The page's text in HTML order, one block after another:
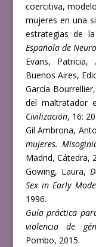
coercitiva,
mujeres en una
estrategias de la
Española de
Evans, Patricia,
Buenos Aires,
García
del maltratador
Civilización, 16:
Gil Ambrona,
mujeres.
Madrid, Cátedra,
Gowing, Laura,
Sex in Early
1996.
Guía práctica
violencia de
Pombo, 2015.